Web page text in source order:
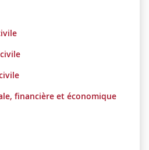
financière et économique